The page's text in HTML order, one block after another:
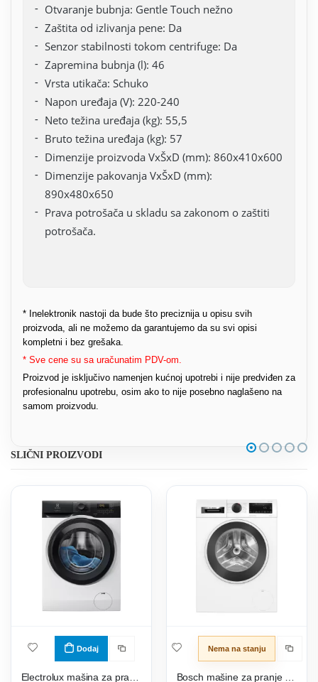
Otvaranje bubnja: Gentle Touch nežno
Zaštita od izlivanja pene: Da
Senzor stabilnosti tokom centrifuge: Da
Zapremina bubnja (l): 46
Vrsta utikača: Schuko
Napon uređaja (V): 220-240
Neto težina uređaja (kg): 55,5
Bruto težina uređaja (kg): 57
Dimenzije proizvoda VxŠxD (mm): 860x410x600
Dimenzije pakovanja VxŠxD (mm):
890x480x650
Prava potrošača u skladu sa zakonom o zaštiti
potrošača.
* Inelektronik nastoji da bude što preciznija u opisu svih
proizvoda, ali ne možemo da garantujemo da su svi opisi
kompletni i bez grešaka.
* Sve cene su sa uračunatim PDV-om.
Proizvod je isključivo namenjen kućnoj upotrebi i nije predviđen za
profesionalnu upotrebu, osim ako to nije posebno naglašeno na
samom proizvodu.
SLIČNI PROIZVODI
Dodaj Nema na stanju